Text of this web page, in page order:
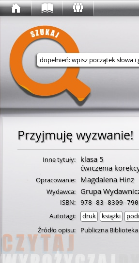
Wyszukaj w serwisie
Przyjmuję wyzwanie!
Inne tytuły:
klasa 5
ćwiczenia
Opracowanie: Magdalena Hinz
Wydawca: Grupa
ISBN: 978-83-8309-
Autotagi: druk książki
Źródło opisu:
Publiczna